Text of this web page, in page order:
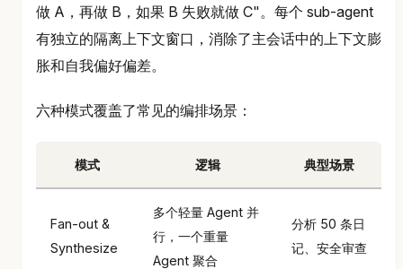
做 A，再做 B，如果 B 失败就做 C"。每个 sub-agent
有独立的隔离上下文窗口，消除了主会话中的上下文膨
胀和自我偏好偏差。
六种模式覆盖了常见的编排场景：
模式 逻辑 典型场景
Fan-out &
Synthesize
多个轻量 Agent 并
行，一个重量
Agent 聚合
分析 50 条日
记、安全审查